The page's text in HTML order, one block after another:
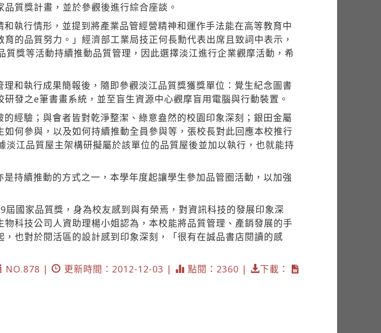
質獎計畫，並於參觀後進行綜合座談。
執行情形，並提到將產業品管經營精神和運作手法能在高等教育中
的品質努力。」經濟部工業局技正何長勳代表出席且致詞中表示，
獎等活動持續推動品質管理，因此選擇淡江進行企業觀摩活動，希
和執行成果簡報後，隨即參觀淡江品質獎獲獎單位：覺生紀念圖書
發之e筆書畫系統，並至盲生資源中心觀摩盲用電腦與行動裝置。
經驗；與會者皆對乾淨整潔、綠意盎然的校園印象深刻；銀田金屬
何參與，以及如何持續推動全員參與等，張校長對此回應本校推行
江品質屋主架構研擬屬於該單位的品質屋後並加以執行，也就能持
持續推動的方式之一，本學年度起讓學生參加品管圈活動，以加強
國家品質獎，身為校友感到與有榮焉，對資訊科技的發展印象深
科技公司人資助理楊小姐認為，本校能將品質管理、產銷發展的手
也對於閱活區的設計感到印象深刻，「很有在誠品書店閱讀的感
NO.878 |
更新時間：2012-12-03 | 點閱：2360 | 下載：